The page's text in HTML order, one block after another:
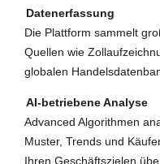
Datenerfassung
Die Plattform sammelt
Quellen wie
globalen
AI-betriebene Analyse
Advanced Algorithmen
Muster, Trends und
Ihren Geschäftszielen